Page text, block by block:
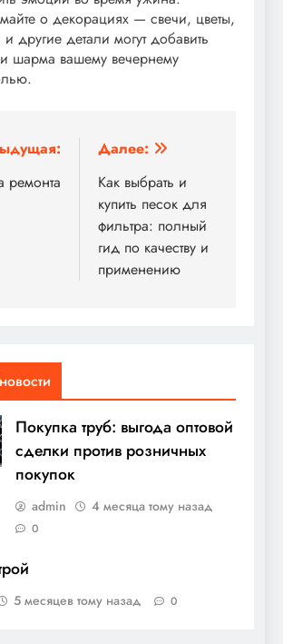
о декорациях — свечи, цветы,
и другие детали могут добавить
шарма вашему вечернему
ремонта
Далее:
Как выбрать и
купить песок для
фильтра: полный
гид по качеству и
применению
Покупка труб: выгода оптовой
сделки против розничных
покупок
admin 4 месяца тому назад
0
5 месяцев тому назад 0